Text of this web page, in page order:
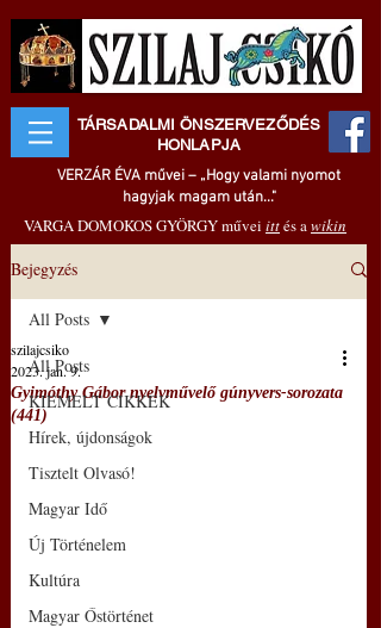
TÁRSADALMI ÖNSZERVEZŐDÉS
HONLAPJA
VERZÁR ÉVA művei – „Hogy valami nyomot
hagyjak magam után..."
VARGA DOMOKOS GYÖRGY művei ittés awikin
Bejegyzés
All Posts
KIEMELT CIKKEK
Hírek, újdonságok
Tisztelt Olvasó!
Magyar Idő
Új Történelem
Kultúra
Magyar Őstörténet
All Posts
Gyimóthy Gábor nyelvművelő gúnyvers-sorozata
(441)
szilajcsiko
2023. jan. 9.